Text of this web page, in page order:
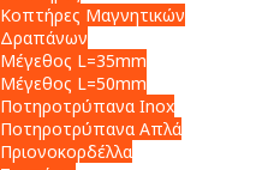
Κοπτήρες Μαγνητικών
Δραπάνων
Μέγεθος L=35mm
Μέγεθος L=50mm
Ποτηροτρύπανα Inox
Ποτηροτρύπανα Απλά
Πριονοκορδέλλα